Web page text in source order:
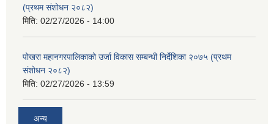
(प्रथम संशोधन २०८२)
मिति: 02/27/2026 - 14:00
पोखरा महानगरपालिकाको उर्जा विकास सम्बन्धी निर्देशिका २०७५ (प्रथम
संशोधन २०८२)
मिति: 02/27/2026 - 13:59
अन्य